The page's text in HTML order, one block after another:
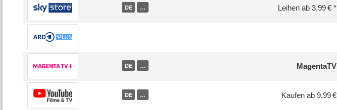
DE … Leihen ab 3,99 €
DE … MagentaTV
DE … Kaufen ab 9,99 €